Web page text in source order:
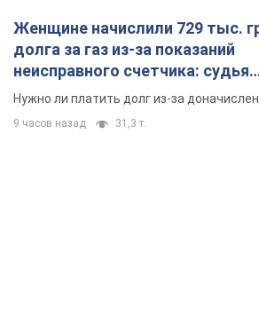
Женщине начислили 729 тыс.
долга за газ из-за показаний
неисправного счетчика: судья
вынес неожиданное решение
Нужно ли платить долг из-за
9 часов назад 31,3 т.